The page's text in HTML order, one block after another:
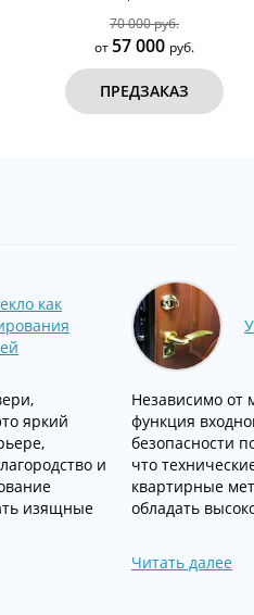
70 000 руб.
57 000руб.
ПРЕДЗАКАЗ
как
яркий
и
изящные
Независимо от
функция
безопасности
что
квартирные
обладать
Читать далее